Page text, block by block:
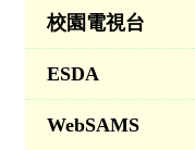
校園電視台
ESDA
WebSAMS